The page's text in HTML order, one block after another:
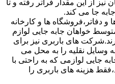
نیز از این مقدار فراتر رفته و تا
جا می کند.
و دفاتر،فروشگاه ها و کارخانه
خواهان جابه جایی لوازم
های باربری نیز برای
وسایل نقلیه را به محل می
جایی لوازمی که به راحتی با
هزینه های باربری را